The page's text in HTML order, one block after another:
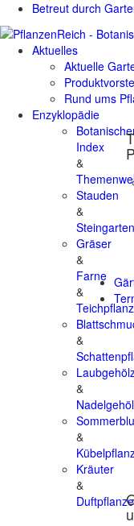
Betreut durch
Aktuelles
Aktuelle
Rund ums
Enzyklopädie
Index
&
Stauden
&
Gräser
&
Farne
&
&
&
&
Kräuter
&